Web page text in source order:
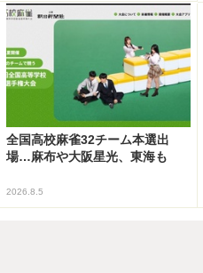
全国高校麻雀32チーム本選出
場…麻布や大阪星光、東海も
2026.8.5